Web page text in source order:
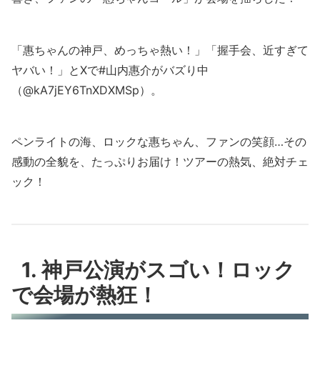
「惠ちゃんの神戸、めっちゃ熱い！」「握手会、近すぎて
ヤバい！」とXで#山内惠介がバズり中
（@kA7jEY6TnXDXMSp）。
ペンライトの海、ロックな惠ちゃん、ファンの笑顔…その
感動の全貌を、たっぷりお届け！ツアーの熱気、絶対チェ
ック！
1. 神戸公演がスゴい！ロック
で会場が熱狂！